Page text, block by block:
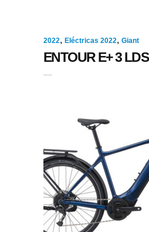
2022, Eléctricas 2022, Giant
ENTOUR E+ 3 LDS